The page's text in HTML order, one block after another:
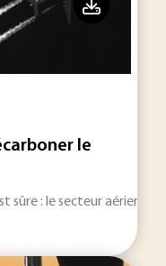
le
sûre : le secteur aérien